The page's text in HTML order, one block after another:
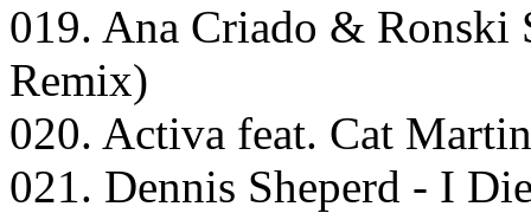
019. Ana Criado &
Remix)
020. Activa feat. Cat
021. Dennis Sheperd - I